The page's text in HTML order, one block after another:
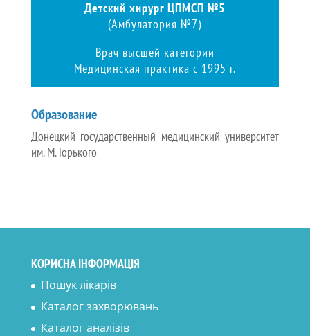
Детский хирург ЦПМСП №5
(Амбулатория №7)
Врач высшей категории
Медицинская практика с 1995 г.
Образование
Донецкий государственный медицинский университет
им. М. Горького
КОРИСНА ІНФОРМАЦІЯ
Пошук лікарів
Каталог захворювань
Каталог аналізів